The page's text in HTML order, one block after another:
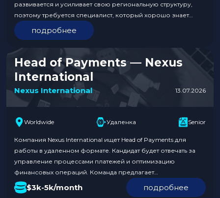
развивается и усиливает свою региональную структуру,
поэтому требуется специалист, который хорошо знает
локальный рынок и сможет стать связующим звеном между
гео и глобальными командами. Кандидат должен иметь опыт
работы в iGaming и понимание специфики африканского
рынка. Работа полностью удаленная, full-time с гибким
подробнее
Head of Payments — Nexus
International
Nexus International 13.07.2026
Worldwide Удаленка Senior
Компания Nexus International ищет Head of Payments для
работы в удаленном формате. Кандидат будет отвечать за
управление процессами платежей и оптимизацию
финансовых операций. Команда предлагает
конкурентоспособную зарплату в диапазоне $3k-5k в
месяц. Заявки принимаются в течение 23 дней.
$3k-5k/month подробнее